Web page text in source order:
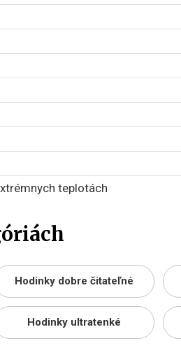
teplotách
Hodinky dobre čitateľné
Hodinky ultratenké